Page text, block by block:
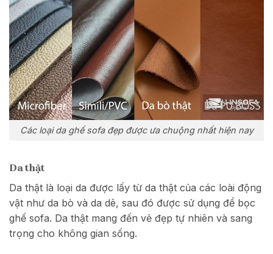
Các loại da ghế sofa đẹp được ưa chuộng nhất hiện nay
Da thật
Da thật là loại da được lấy từ da thật của các loài động
vật như da bò và da dê, sau đó được sử dụng để bọc
ghế sofa. Da thật mang đến vẻ đẹp tự nhiên và sang
trọng cho không gian sống.